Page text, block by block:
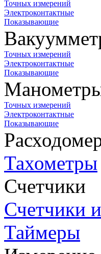
Точных измерений
Электроконтактные
Показывающие
Точных измерений
Электроконтактные
Показывающие
Точных измерений
Электроконтактные
Показывающие
Тахометры
Счетчики
Счетчики
Таймеры